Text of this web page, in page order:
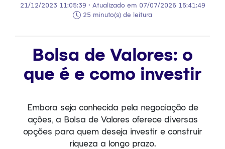
21/12/2023 11:05:39 • Atualizado em 07/07/2026 15:41:49
25 minuto(s) de leitura
Bolsa de Valores: o
que é e como investir
Embora seja conhecida pela negociação de
ações, a Bolsa de Valores oferece diversas
opções para quem deseja investir e construir
riqueza a longo prazo.